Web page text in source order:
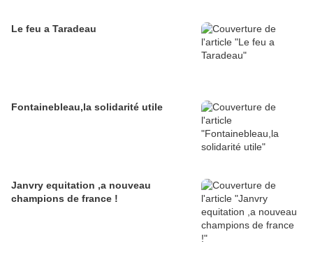
Le feu a Taradeau
Fontainebleau,la solidarité utile
Janvry equitation ,a nouveau
champions de france !